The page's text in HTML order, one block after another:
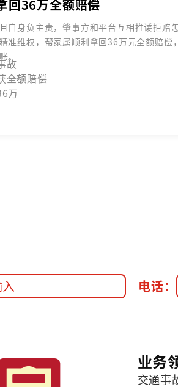
回36万全额赔偿
自身负主责，肇事方和平台互相推诿拒赔
准维权，帮家属顺利拿回36万元全额赔偿
。故
全额赔偿
万
电话：
业务
交通事